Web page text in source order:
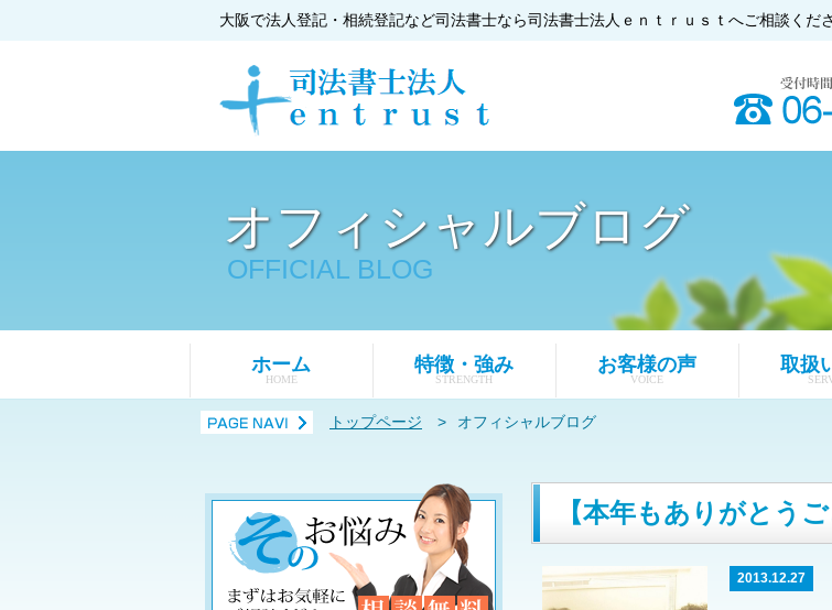
大阪で法人登記・相続登記など司法書士なら司法書士法人ｅｎｔｒｕｓｔへご相談くだ
オフィシャルブログ
OFFICIAL BLOG
ホーム
HOME
特徴・強み
STRENGTH
お客様の声
VOICE
取扱
トップページ > オフィシャルブログ
【本年もありがとう
2013.12.27